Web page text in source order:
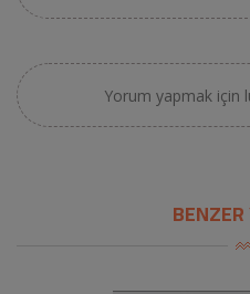
Yorum yapmak için